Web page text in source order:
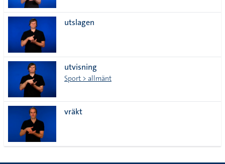
utslagen
utvisning
Sport > allmänt
vräkt